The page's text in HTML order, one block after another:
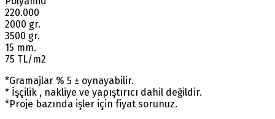
220.000
2000 gr.
3500 gr.
15 mm.
75 TL/m2
*Gramajlar % 5 ± oynayabilir.
* İşçilik , nakliye ve yapıştırıcı dahil değildir.
*Proje bazında işler için fiyat sorunuz.